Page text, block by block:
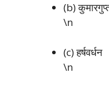
(b)
\n
(c) हर्षवर्धन
\n